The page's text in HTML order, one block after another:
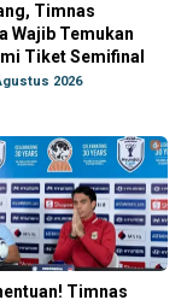
Timnas
Wajib Temukan
Tiket Semifinal
2026
Timnas